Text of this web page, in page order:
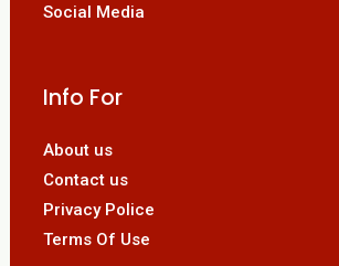
Social Media
Info For
About us
Contact us
Privacy Police
Terms Of Use